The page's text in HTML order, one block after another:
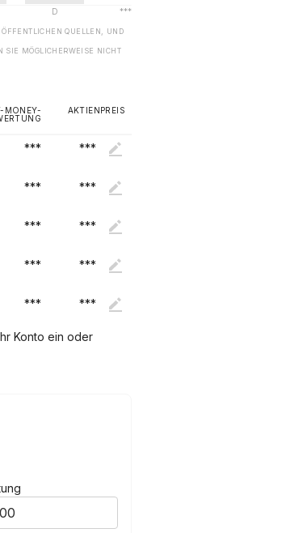
QUELLEN, UND
SIE MÖGLICHERWEISE NICHT
MONEY-
AKTIENPREIS
*** ***
*** ***
*** ***
*** ***
*** ***
Konto ein oder